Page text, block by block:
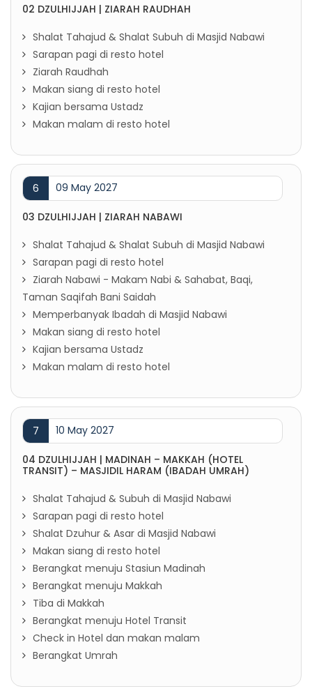
02 DZULHIJJAH | ZIARAH RAUDHAH
Shalat Tahajud & Shalat Subuh di Masjid Nabawi
Sarapan pagi di resto hotel
Ziarah Raudhah
Makan siang di resto hotel
Kajian bersama Ustadz
Makan malam di resto hotel
6 09 May 2027
03 DZULHIJJAH | ZIARAH NABAWI
Shalat Tahajud & Shalat Subuh di Masjid Nabawi
Sarapan pagi di resto hotel
Ziarah Nabawi - Makam Nabi & Sahabat, Baqi,
Taman Saqifah Bani Saidah
Memperbanyak Ibadah di Masjid Nabawi
Makan siang di resto hotel
Kajian bersama Ustadz
Makan malam di resto hotel
7 10 May 2027
04 DZULHIJJAH | MADINAH – MAKKAH (HOTEL
TRANSIT) – MASJIDIL HARAM (IBADAH UMRAH)
Shalat Tahajud & Subuh di Masjid Nabawi
Sarapan pagi di resto hotel
Shalat Dzuhur & Asar di Masjid Nabawi
Makan siang di resto hotel
Berangkat menuju Stasiun Madinah
Berangkat menuju Makkah
Tiba di Makkah
Berangkat menuju Hotel Transit
Check in Hotel dan makan malam
Berangkat Umrah